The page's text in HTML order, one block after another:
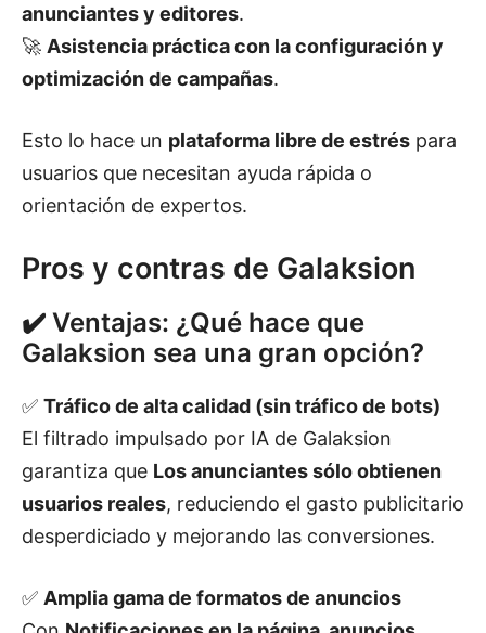
anunciantes y editores.
🚀 Asistencia práctica con la configuración y
optimización de campañas.
Esto lo hace un plataforma libre de estrés para
usuarios que necesitan ayuda rápida o
orientación de expertos.
Pros y contras de Galaksion
✔️ Ventajas: ¿Qué hace que
Galaksion sea una gran opción?
✅ Tráfico de alta calidad (sin tráfico de bots)
El filtrado impulsado por IA de Galaksion
garantiza que Los anunciantes sólo obtienen
usuarios reales, reduciendo el gasto publicitario
desperdiciado y mejorando las conversiones.
✅ Amplia gama de formatos de anuncios